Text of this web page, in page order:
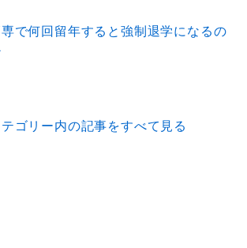
で何回留年すると強制退学になるの
テゴリー内の記事をすべて見る